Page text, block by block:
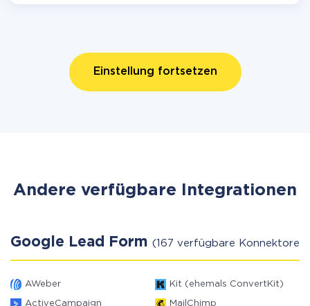
Einstellung fortsetzen
Andere verfügbare Integrationen
Google Lead Form (167 verfügbare Konnektoren)
AWeber Kit (ehemals ConvertKit)
ActiveCampaign MailChimp